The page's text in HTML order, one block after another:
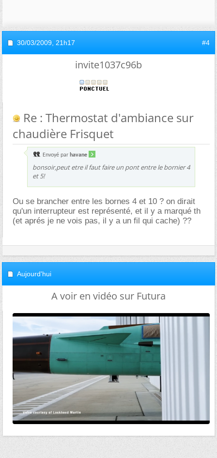
30/03/2009, 21h17 #4
invite1037c96b
Re : Thermostat d'ambiance sur
chaudière Frisquet
Envoyé par havane
bonsoir,peut etre il faut faire un pont entre le bornier 4
et 5!
Ou se brancher entre les bornes 4 et 10 ? on dirait
qu'un interrupteur est représenté, et il y a marqué th
(et aprés je ne vois pas, il y a un fil qui cache) ??
Aujourd'hui
A voir en vidéo sur Futura